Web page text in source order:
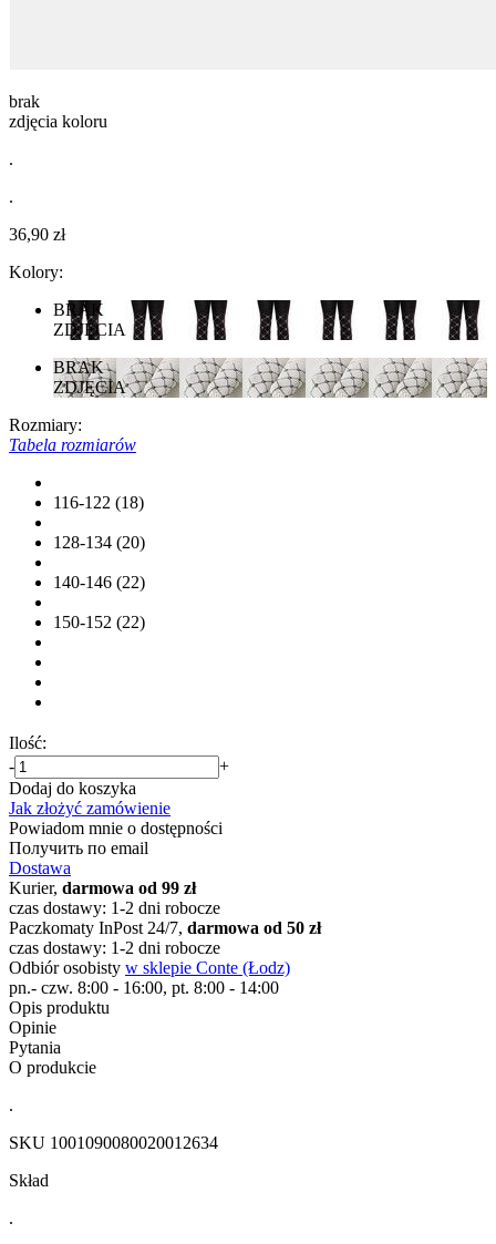
brak
zdjęcia koloru
.
.
36,90 zł
Kolory:
BRAK
ZDJĘCIA
BRAK
ZDJĘCIA
Rozmiary:
Tabela rozmiarów
116-122 (18)
128-134 (20)
140-146 (22)
150-152 (22)
Ilość:
-
+
Dodaj do koszyka
Jak złożyć zamówienie
Powiadom mnie o dostępności
Получить по email
Dostawa
Kurier, darmowa od 99 zł
czas dostawy: 1-2 dni robocze
Paczkomaty InPost 24/7, darmowa od 50 zł
czas dostawy: 1-2 dni robocze
Odbiór osobisty w sklepie Conte (Łodz)
pn.- czw. 8:00 - 16:00, pt. 8:00 - 14:00
Opis produktu
Opinie
Pytania
O produkcie
.
SKU 1001090080020012634
Skład
.